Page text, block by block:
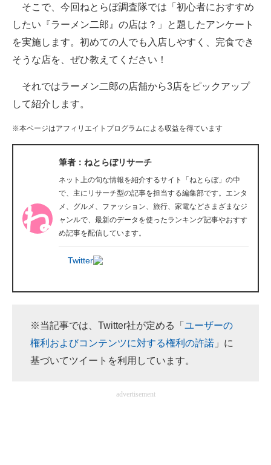
ビジネスと働き方のヒント
企業ITのトレンドを詳説
経営リーダーのコミュニティ
企業向けIT製品の総合サイト
IT製品の技術・比較・事例
製造業のIT導入・活用を支援
電子設計の基本と応用
エネルギーの専門メディア
建設×テクノロジーの最前線
そこで、今回ねとらぼ調査隊では「初心者におすすめ
したい『ラーメン二郎』の店は？」と題したアンケート
を実施します。初めての人でも入店しやすく、完食でき
そうな店を、ぜひ教えてください！
それではラーメン二郎の店舗から3店をピックアップ
して紹介します。
※本ページはアフィリエイトプログラムによる収益を得ています
筆者：ねとらぼリサーチ
ネット上の旬な情報を紹介するサイト「ねとらぼ」の中
で、主にリサーチ型の記事を担当する編集部です。エンタ
メ、グルメ、ファッション、旅行、家電などさまざまなジ
ャンルで、最新のデータを使ったランキング記事やおすす
め記事を配信しています。
Twitter
※当記事では、Twitter社が定める「 ユーザーの
権利およびコンテンツに対する権利の許諾 」に
基づいてツイートを利用しています。
advertisement